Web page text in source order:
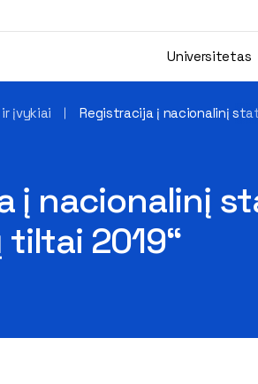
Universitetas
įvykiai Registracija į nacionalinį
į nacionalinį
tiltai 2019“